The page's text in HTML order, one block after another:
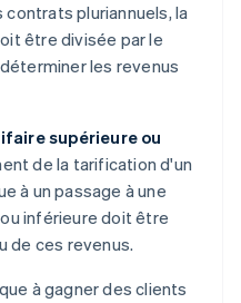
pluriannuels, la
être divisée par le
les revenus
supérieure ou
de la tarification d'un
à un passage à une
inférieure doit être
de ces revenus.
à gagner des clients